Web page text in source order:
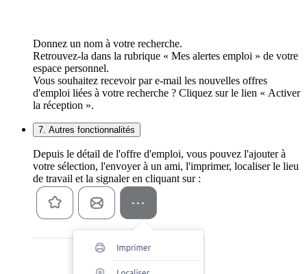
Donnez un nom à votre recherche.
Retrouvez-la dans la rubrique « Mes alertes emploi » de votre
espace personnel.
Vous souhaitez recevoir par e-mail les nouvelles offres
d'emploi liées à votre recherche ? Cliquez sur le lien « Activer
la réception ».
7. Autres fonctionnalités
Depuis le détail de l'offre d'emploi, vous pouvez l'ajouter à
votre sélection, l'envoyer à un ami, l'imprimer, localiser le lieu
de travail et la signaler en cliquant sur :